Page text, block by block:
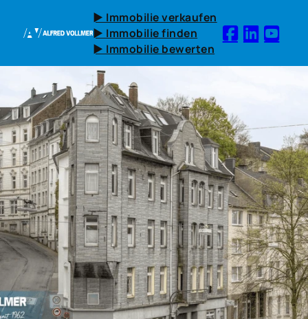
► Immobilie verkaufen
► Immobilie finden
► Immobilie bewerten